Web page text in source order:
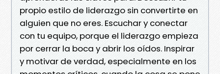
propio estilo de liderazgo sin convertirte en
alguien que no eres. Escuchar y conectar
con tu equipo, porque el liderazgo empieza
por cerrar la boca y abrir los oídos. Inspirar
y motivar de verdad, especialmente en los